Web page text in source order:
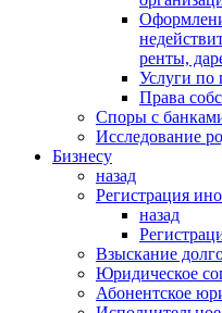
ренты,
Услуги по
Права
Cпоры с
Исследование
Бизнесу
назад
Регистрация
назад
Взыскание
Юридическое
Абонентское